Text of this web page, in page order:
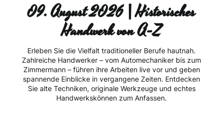
Besucherparkplatz P6 (mit Shuttle-Bus
direkt zum Museum)
Bitte beachten Sie, dass aufgrund der
Größe dieser Veranstaltung, die
Straßenverkehrsbehörde eine
Straßensperrung an beiden
09. August 2026 | Historisches
Handwerk von A-Z
Erleben Sie die Vielfalt traditioneller Berufe hautnah.
Zahlreiche Handwerker – vom Automechaniker bis zum
Zimmermann – führen ihre Arbeiten live vor und geben
spannende Einblicke in vergangene Zeiten. Entdecken
Sie alte Techniken, originale Werkzeuge und echtes
Handwerkskönnen zum Anfassen.
Keine Neuigkeit mehr
verpassen!